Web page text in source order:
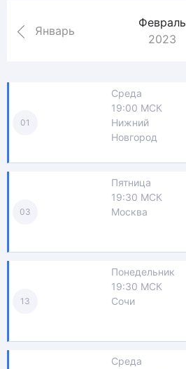
Январь
Февраль
2023
01
Среда
19:00 МСК
Нижний
Новгород
03
Пятница
19:30 МСК
Москва
13
Понедельник
19:30 МСК
Сочи
Среда